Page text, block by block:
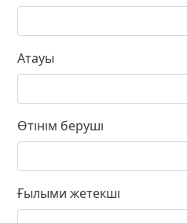
Атауы
Өтінім беруші
Ғылыми жетекші